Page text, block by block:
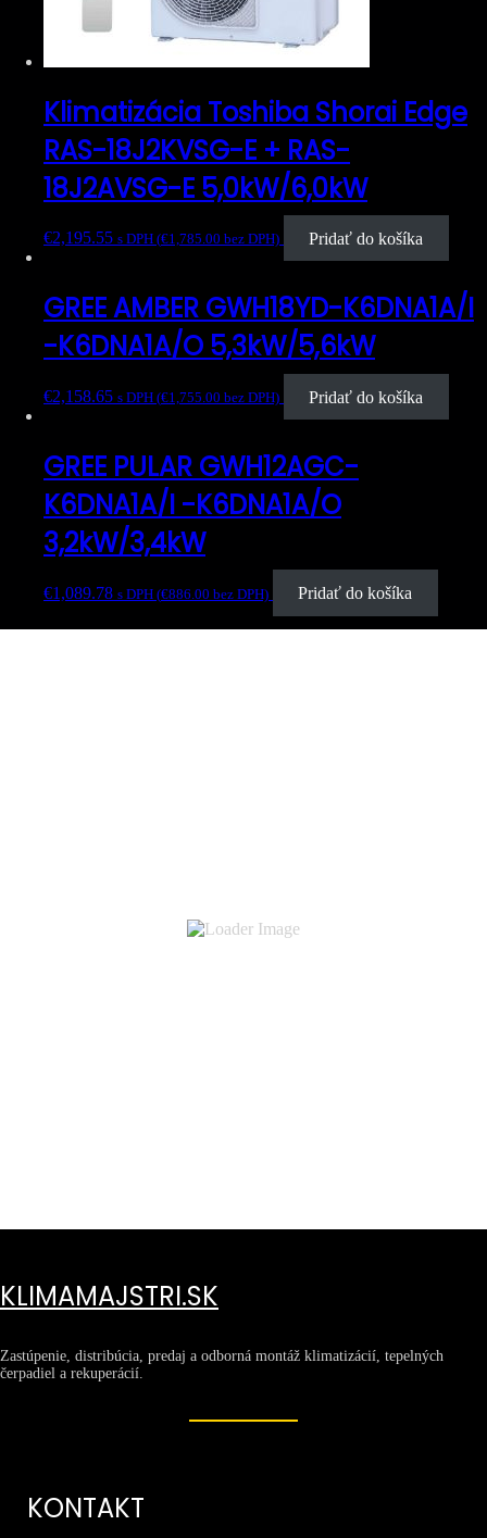
Klimatizácia Toshiba Shorai Edge
RAS-18J2KVSG-E + RAS-
18J2AVSG-E 5,0kW/6,0kW
€2,195.55 s DPH (€1,785.00 bez DPH) Pridať do košíka
GREE AMBER GWH18YD-K6DNA1A/I
-K6DNA1A/O 5,3kW/5,6kW
€2,158.65 s DPH (€1,755.00 bez DPH) Pridať do košíka
GREE PULAR GWH12AGC-
K6DNA1A/I -K6DNA1A/O
3,2kW/3,4kW
€1,089.78 s DPH (€886.00 bez DPH) Pridať do košíka
KLIMAMAJSTRI.SK
Zastúpenie, distribúcia, predaj a odborná montáž klimatizácií, tepelných
čerpadiel a rekuperácií.
KONTAKT